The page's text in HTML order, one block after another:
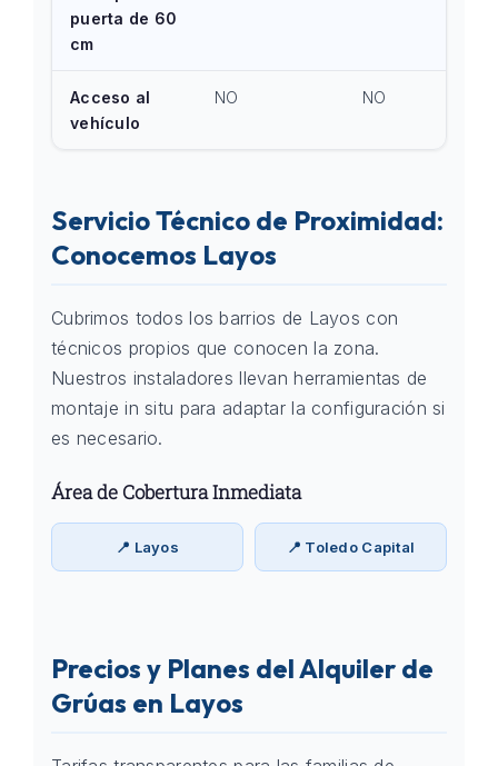
puerta de 60
cm
Acceso al
vehículo
NO NO
Servicio Técnico de Proximidad:
Conocemos Layos
Cubrimos todos los barrios de Layos con
técnicos propios que conocen la zona.
Nuestros instaladores llevan herramientas de
montaje in situ para adaptar la configuración si
es necesario.
Área de Cobertura Inmediata
📍 Layos 📍 Toledo Capital
Precios y Planes del Alquiler de
Grúas en Layos